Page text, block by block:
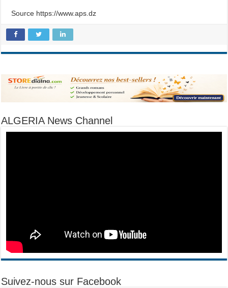
Source https://www.aps.dz
ALGERIA News Channel
Suivez-nous sur Facebook